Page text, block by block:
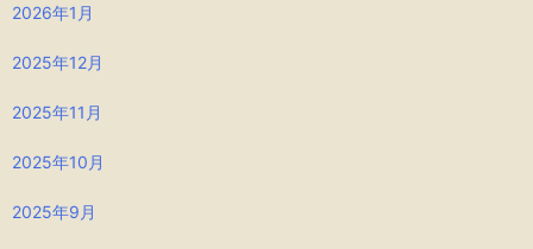
2026年1月
2025年12月
2025年11月
2025年10月
2025年9月